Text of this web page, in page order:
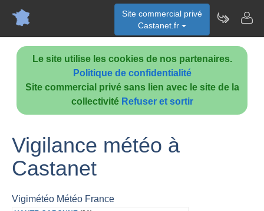
Le site utilise les cookies de nos partenaires.
Politique de confidentialité
Site commercial privé sans lien avec le site de la
collectivité Refuser et sortir
Site commercial privé
Castanet.fr
Vigilance météo à
Castanet
Vigimétéo Météo France